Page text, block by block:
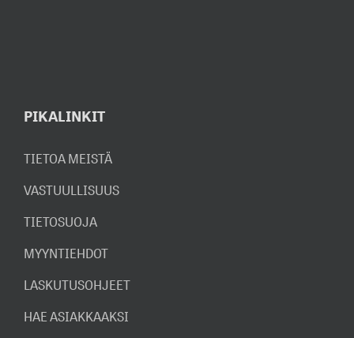
PIKALINKIT
TIETOA MEISTÄ
VASTUULLISUUS
TIETOSUOJA
MYYNTIEHDOT
LASKUTUSOHJEET
HAE ASIAKKAAKSI